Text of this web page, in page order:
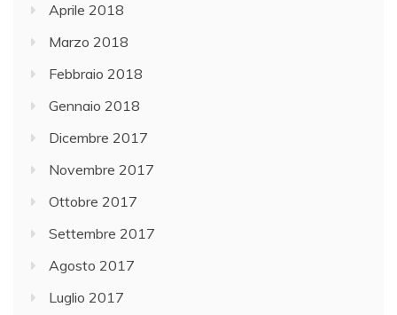
Aprile 2018
Marzo 2018
Febbraio 2018
Gennaio 2018
Dicembre 2017
Novembre 2017
Ottobre 2017
Settembre 2017
Agosto 2017
Luglio 2017